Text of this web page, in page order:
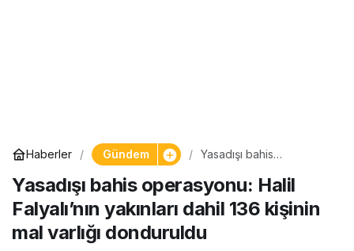
Haberler Gündem
Yasadışı bahis
Falyalı’nın yakınları dahil
136 kişinin mal varlığı
donduruldu
Yasadışı bahis operasyonu: Halil
Falyalı’nın yakınları dahil 136 kişinin
mal varlığı donduruldu